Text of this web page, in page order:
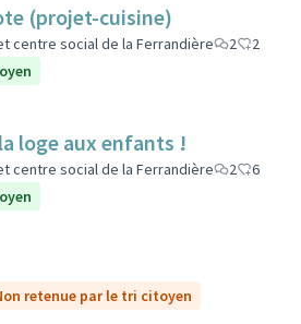
(projet-cuisine)
centre social de la Ferrandière 2
2
loge aux enfants !
centre social de la Ferrandière 2
6
retenue par le tri citoyen